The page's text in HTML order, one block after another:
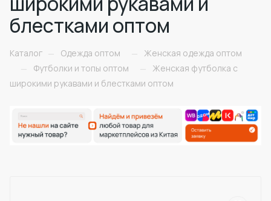
блестками оптом
Каталог — Одежда оптом —
Женская одежда оптом
—
Футболки и топы оптом —
Женская футболка с
широкими рукавами и блестками оптом